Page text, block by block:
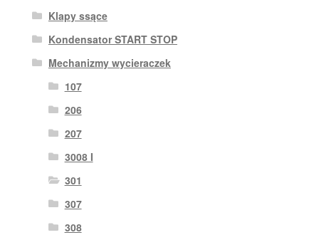
Klapy ssące
Kondensator START STOP
Mechanizmy wycieraczek
107
206
207
3008 I
301
307
308